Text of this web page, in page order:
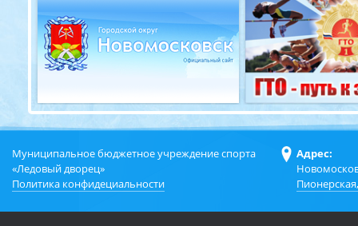
Муниципальное бюджетное учреждение спорта
«Ледовый дворец»
Политика конфидециальности
Адрес: